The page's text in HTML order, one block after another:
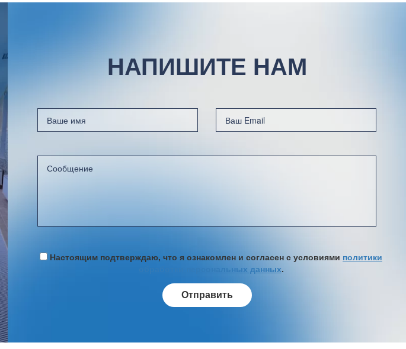
НАПИШИТЕ НАМ
Настоящим подтверждаю, что я ознакомлен и согласен с условиями политики
обработки персональных данных.